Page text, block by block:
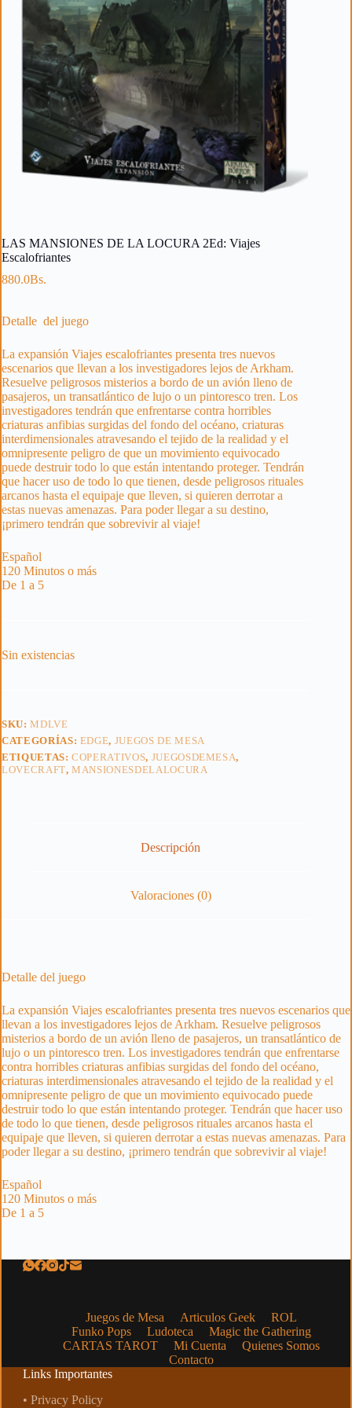
LAS MANSIONES DE LA LOCURA 2Ed: Viajes
Escalofriantes
880.0Bs.
Detalle del juego
La expansión Viajes escalofriantes presenta tres nuevos
escenarios que llevan a los investigadores lejos de Arkham.
Resuelve peligrosos misterios a bordo de un avión lleno de
pasajeros, un transatlántico de lujo o un pintoresco tren. Los
investigadores tendrán que enfrentarse contra horribles
criaturas anfibias surgidas del fondo del océano, criaturas
interdimensionales atravesando el tejido de la realidad y el
omnipresente peligro de que un movimiento equivocado
puede destruir todo lo que están intentando proteger. Tendrán
que hacer uso de todo lo que tienen, desde peligrosos rituales
arcanos hasta el equipaje que lleven, si quieren derrotar a
estas nuevas amenazas. Para poder llegar a su destino,
¡primero tendrán que sobrevivir al viaje!
Español
120 Minutos o más
De 1 a 5
Sin existencias
SKU:MDLVE
CATEGORÍAS: EDGE, JUEGOS DE MESA
ETIQUETAS:COPERATIVOS, JUEGOSDEMESA,
LOVECRAFT,MANSIONESDELALOCURA
Descripción
Valoraciones (0)
Detalle del juego
La expansión Viajes escalofriantes presenta tres nuevos escenarios que
llevan a los investigadores lejos de Arkham. Resuelve peligrosos
misterios a bordo de un avión lleno de pasajeros, un transatlántico de
lujo o un pintoresco tren. Los investigadores tendrán que enfrentarse
contra horribles criaturas anfibias surgidas del fondo del océano,
criaturas interdimensionales atravesando el tejido de la realidad y el
omnipresente peligro de que un movimiento equivocado puede
destruir todo lo que están intentando proteger. Tendrán que hacer uso
de todo lo que tienen, desde peligrosos rituales arcanos hasta el
equipaje que lleven, si quieren derrotar a estas nuevas amenazas. Para
poder llegar a su destino, ¡primero tendrán que sobrevivir al viaje!
Español
120 Minutos o más
De 1 a 5
Juegos de Mesa Articulos Geek
ROL
Funko Pops
Ludoteca
Magic the Gathering
CARTAS TAROT
Mi Cuenta
Quienes Somos
Contacto
Links Importantes
• Privacy Policy